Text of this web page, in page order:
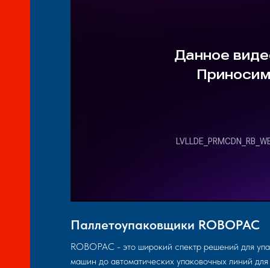
Паллетоупаковщики ROBOPAC
ROBOPAC - это широкий спектр решений для
машин до автоматических упаковочных линий